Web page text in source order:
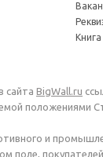
сайта BigWall.ru
положениями
и
поле,